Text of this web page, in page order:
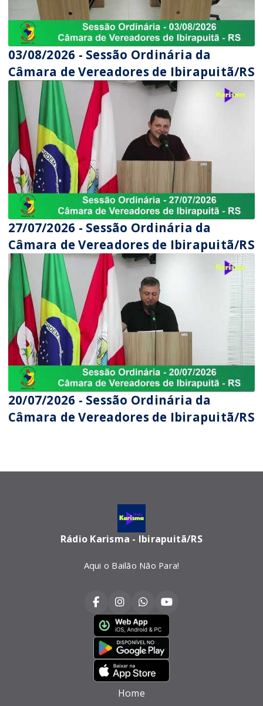
03/08/2026 - Sessão Ordinária da
Câmara de Vereadores de Ibirapuitã/RS
27/07/2026 - Sessão Ordinária da
Câmara de Vereadores de Ibirapuitã/RS
20/07/2026 - Sessão Ordinária da
Câmara de Vereadores de Ibirapuitã/RS
Rádio Karisma - Ibirapuitã/RS
Aqui o Bailão Não Para!
Home